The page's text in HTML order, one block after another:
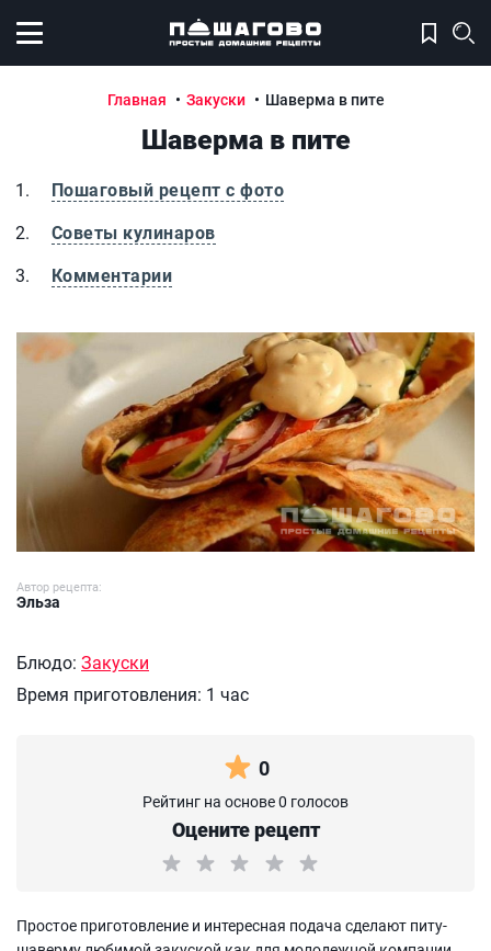
Открыть меню
Главная Закуски Шаверма в пите
Шаверма в пите
Пошаговый рецепт с фото
Советы кулинаров
Комментарии
Шаверма в пите
Автор рецепта:
Эльза
Блюдо: Закуски
Время приготовления: 1 час
0
Рейтинг на основе 0 голосов
Оцените рецепт
Простое приготовление и интересная подача сделают питу-